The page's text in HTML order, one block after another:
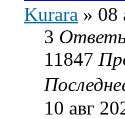
Kurara » 08
3
11847
10 авг